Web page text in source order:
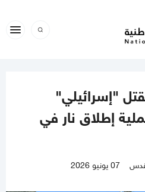
"إسرائيلي"
بعملية إطلاق نار في
07 يونيو 2026